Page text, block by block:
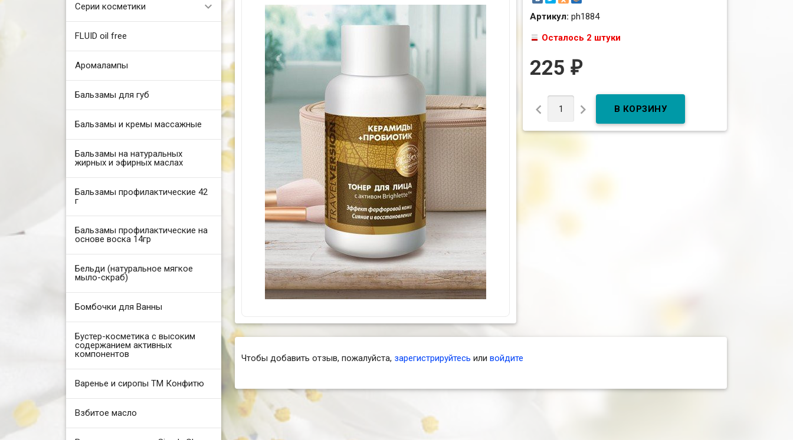
Серии косметики
FLUID oil free
Аромалампы
Бальзамы для губ
Бальзамы и кремы массажные
Бальзамы на натуральных
жирных и эфирных маслах
Бальзамы профилактические 42
г
Бальзамы профилактические на
основе воска 14гр
Бельди (натуральное мягкое
мыло-скраб)
Бомбочки для Ванны
Бустер-косметика с высоким
содержанием активных
компонентов
Варенье и сиропы ТМ Конфитю
Взбитое масло
Артикул:ph1884
Осталось 2 штуки
225₽
 
Чтобы добавить отзыв, пожалуйста, зарегистрируйтесь или войдите